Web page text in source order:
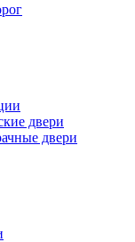
двери
двери